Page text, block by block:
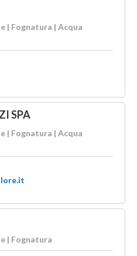
| Fognatura | Acqua
SPA
| Fognatura | Acqua
| Fognatura